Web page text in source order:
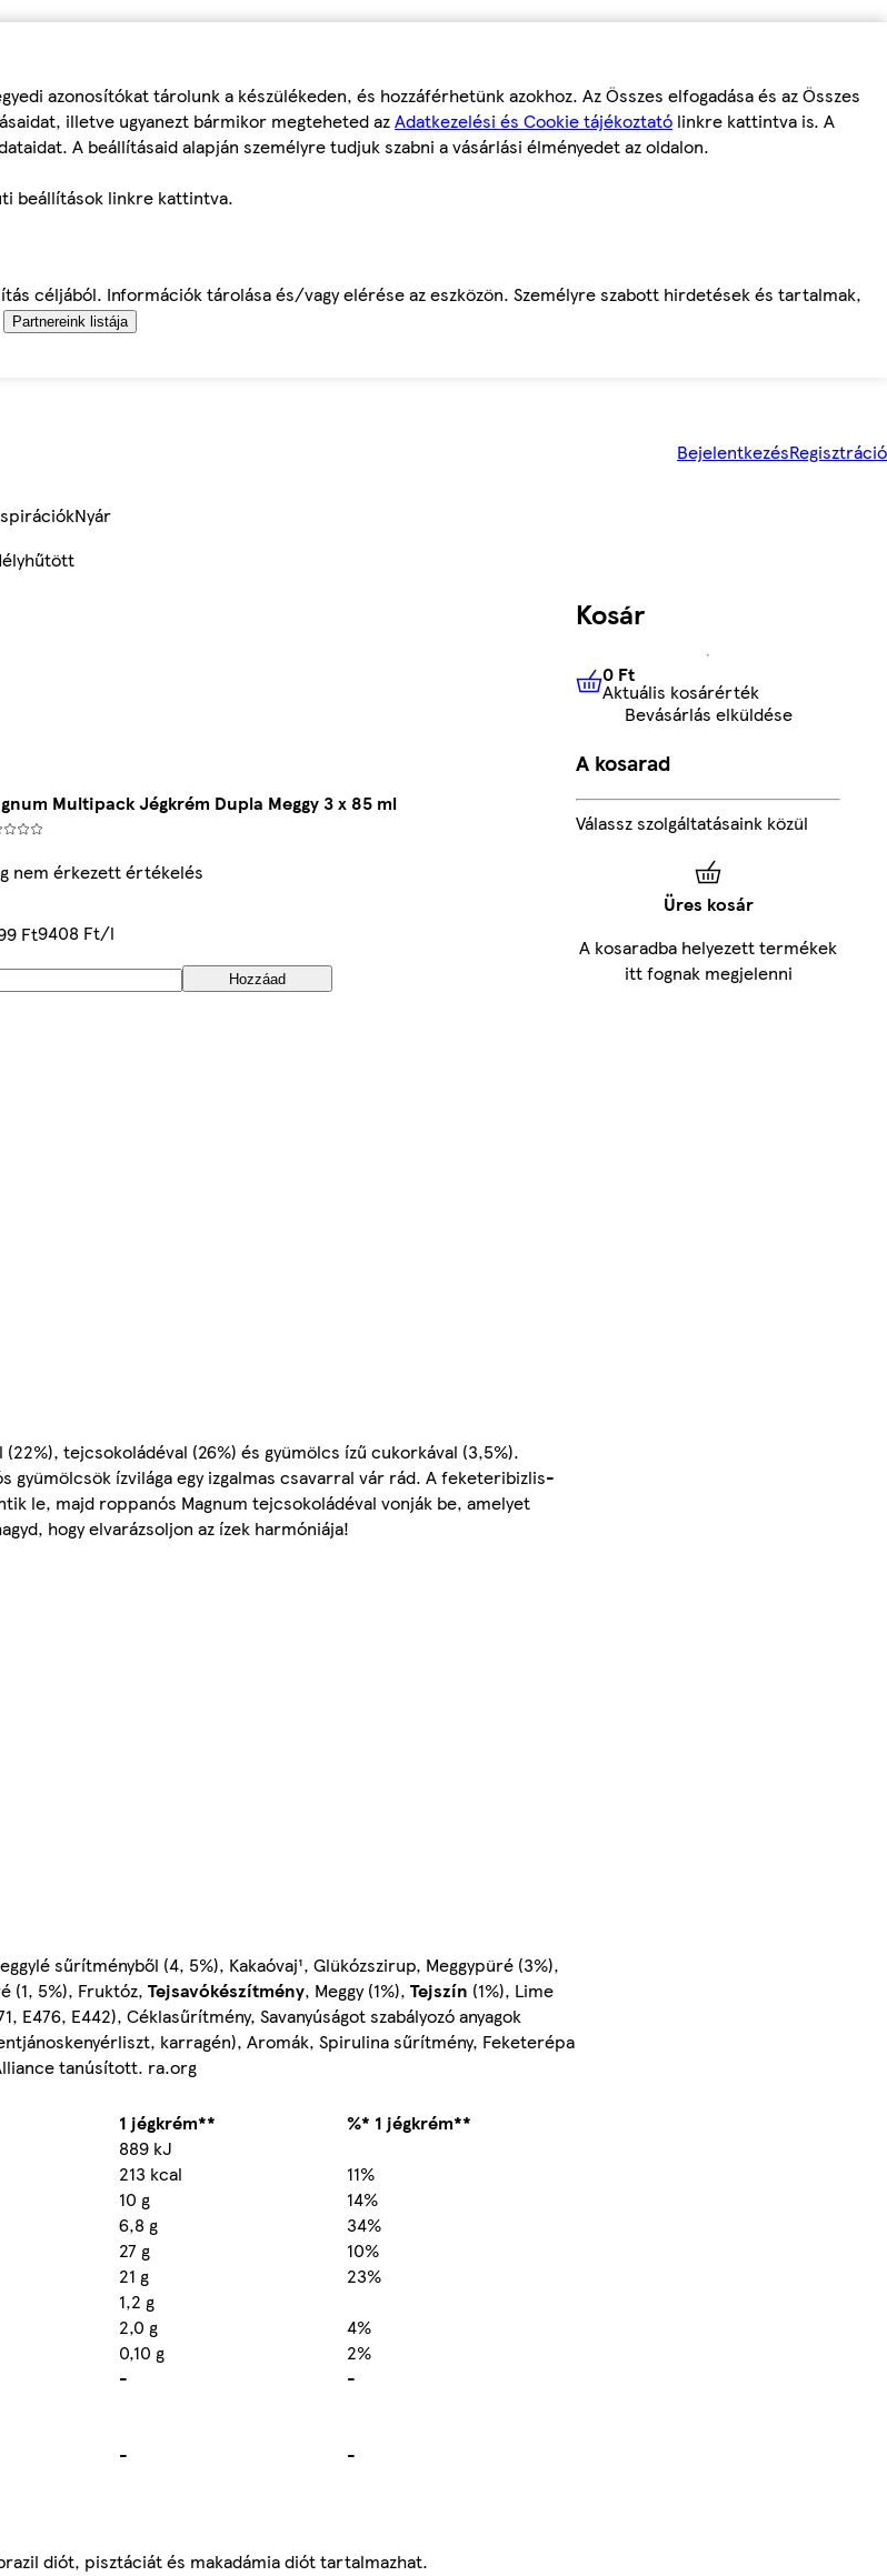
azonosítókat tárolunk a készülékeden, és hozzáférhetünk azokhoz. Az Összes elfogadása és az Összes
illetve ugyanezt bármikor megteheted azAdatkezelési és Cookie tájékoztató linkre kattintva is. A
A beállításaid alapján személyre tudjuk szabni a vásárlási élményedet az oldalon.
beállítások linkre kattintva.
céljából. Információk tárolása és/vagy elérése az eszközön. Személyre szabott hirdetések és tartalmak,
Partnereink listája
BejelentkezésRegisztráció
Nyár
Multipack Jégkrém Dupla Meggy 3 x 85 ml
nem érkezett értékelés
Ft9408 Ft/l
Hozzáad
tejcsokoládéval (26%) és gyümölcs ízű cukorkával (3,5%).
gyümölcsök ízvilága egy izgalmas csavarral vár rád. A feketeribizlis-
le, majd roppanós Magnum tejcsokoládéval vonják be, amelyet
hogy elvarázsoljon az ízek harmóniája!
sűrítményből (4, 5%), Kakaóvaj¹, Glükózszirup, Meggypüré (3%),
(1, 5%), Fruktóz, Tejsavókészítmény, Meggy (1%), Tejszín (1%), Lime
E442), Céklasűrítmény, Savanyúságot szabályozó anyagok
karragén), Aromák, Spirulina sűrítmény, Feketerépa
tanúsított. ra.org
1 jégkrém**
%* 1 jégkrém**
889 kJ
213 kcal
11%
10 g
14%
6,8 g
34%
27 g
10%
21 g
23%
1,2 g
2,0 g
4%
0,10 g
2%
- -
- -
diót, pisztáciát és makadámia diót tartalmazhat.
Kosár
0 FtAktuális kosárérték
0 Ft
Aktuális kosárérték
Bevásárlás elküldése
A kosarad
Válassz szolgáltatásaink közül
Üres kosár
A kosaradba helyezett termékek
itt fognak megjelenni